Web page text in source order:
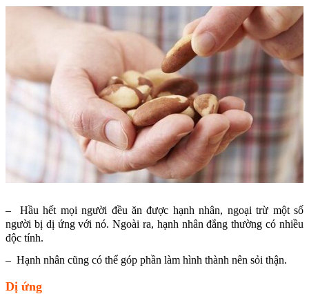
– Hầu hết mọi người đều ăn được hạnh nhân, ngoại trừ một số
người bị dị ứng với nó. Ngoài ra, hạnh nhân đắng thường có nhiều
độc tính.
– Hạnh nhân cũng có thể góp phần làm hình thành nên sỏi thận.
Dị ứng